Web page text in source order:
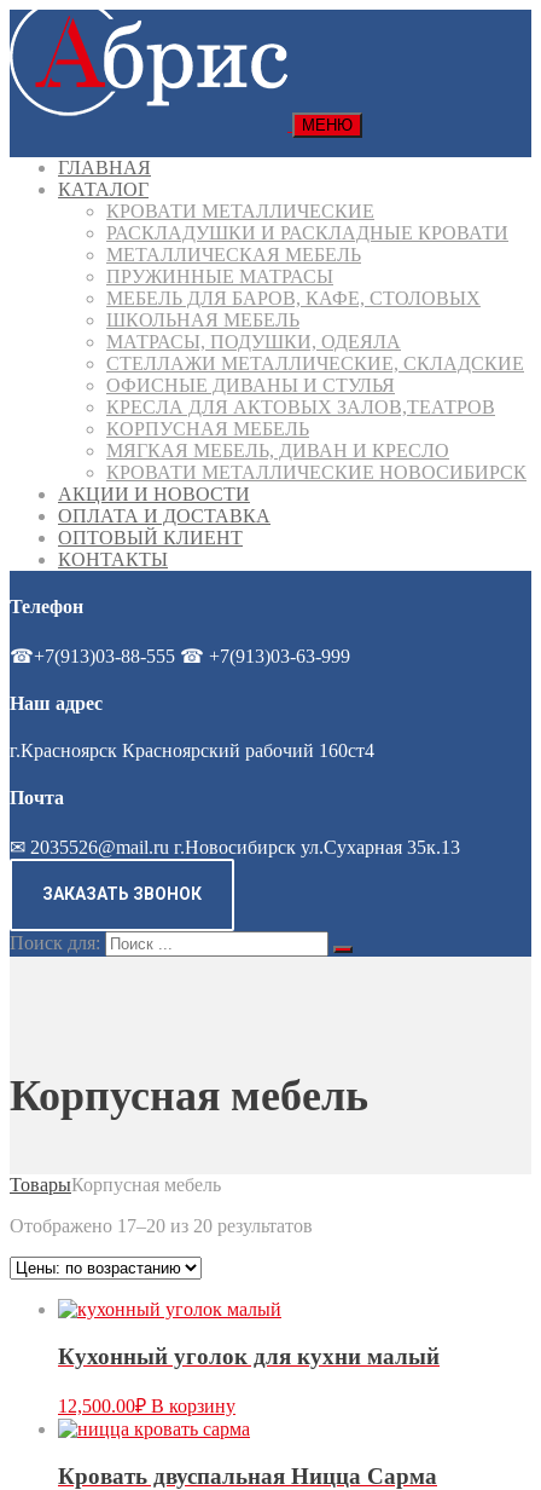
МЕНЮ
ГЛАВНАЯ
КАТАЛОГ
КРОВАТИ МЕТАЛЛИЧЕСКИЕ
РАСКЛАДУШКИ И РАСКЛАДНЫЕ КРОВАТИ
МЕТАЛЛИЧЕСКАЯ МЕБЕЛЬ
ПРУЖИННЫЕ МАТРАСЫ
МЕБЕЛЬ ДЛЯ БАРОВ, КАФЕ, СТОЛОВЫХ
ШКОЛЬНАЯ МЕБЕЛЬ
МАТРАСЫ, ПОДУШКИ, ОДЕЯЛА
СТЕЛЛАЖИ МЕТАЛЛИЧЕСКИЕ, СКЛАДСКИЕ
ОФИСНЫЕ ДИВАНЫ И СТУЛЬЯ
КРЕСЛА ДЛЯ АКТОВЫХ ЗАЛОВ,ТЕАТРОВ
КОРПУСНАЯ МЕБЕЛЬ
МЯГКАЯ МЕБЕЛЬ, ДИВАН И КРЕСЛО
КРОВАТИ МЕТАЛЛИЧЕСКИЕ НОВОСИБИРСК
АКЦИИ И НОВОСТИ
ОПЛАТА И ДОСТАВКА
ОПТОВЫЙ КЛИЕНТ
КОНТАКТЫ
Телефон
☎+7(913)03-88-555 ☎ +7(913)03-63-999
Наш адрес
г.Красноярск Красноярский рабочий 160ст4
Почта
✉ 2035526@mail.ru г.Новосибирск ул.Сухарная 35к.13
ЗАКАЗАТЬ ЗВОНОК
Поиск для:
Корпусная мебель
ТоварыКорпусная мебель
Отображено 17–20 из 20 результатов
Кухонный уголок для кухни малый
12,500.00₽ В корзину
Кровать двуспальная Ницца Сарма